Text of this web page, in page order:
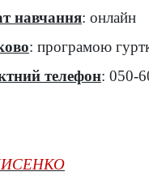
навчання: онлайн
: програмою
телефон: 050-